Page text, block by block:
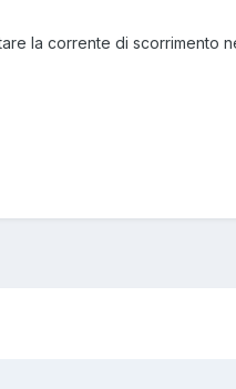
la corrente di scorrimento